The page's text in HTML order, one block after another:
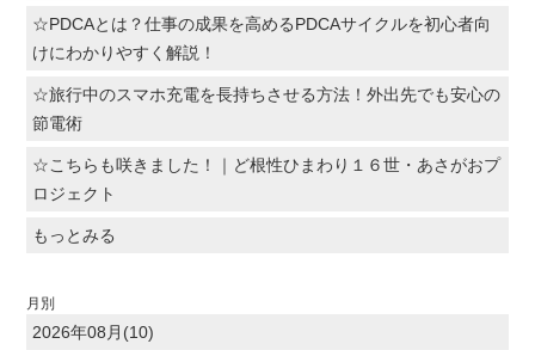
☆PDCAとは？仕事の成果を高めるPDCAサイクルを初心者向
けにわかりやすく解説！
☆旅行中のスマホ充電を長持ちさせる方法！外出先でも安心の
節電術
☆こちらも咲きました！｜ど根性ひまわり１６世・あさがおプ
ロジェクト
もっとみる
月別
2026年08月(10)